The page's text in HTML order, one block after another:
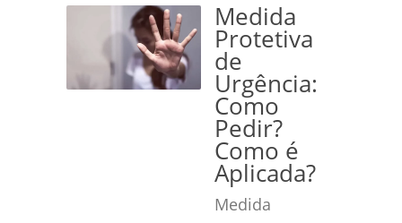
Medida
Protetiva
de
Urgência:
Como
Pedir?
Como é
Aplicada?
Medida